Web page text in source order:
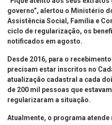
governo”, alertou o Ministério
Assistência Social, Família e
ciclo de regularização, os
notificados em agosto.
Desde 2016, para o
precisam estar inscritos no
atualização cadastral a cada
de 200 mil pessoas que
regularizaram a situação.
Atualmente, o programa atende